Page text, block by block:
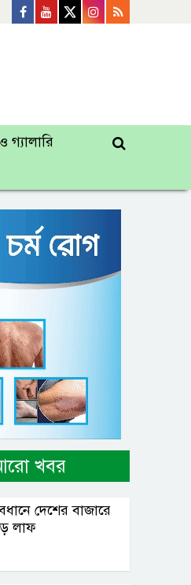
গ্যালারি
খবর
দেশের বাজারে
লাফ